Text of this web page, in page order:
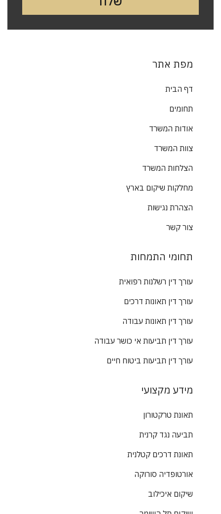
מפת אתר
דף הבית
תחומים
אודות המשרד
צוות המשרד
הצלחות המשרד
מחלקות שיקום בארץ
הצהרת נגישות
צור קשר
תחומי התמחות
עורך דין רשלנות רפואית
עורך דין תאונות דרכים
עורך דין תאונות עבודה
עורך דין תביעות אי כושר עבודה
עורך דין תביעות ביטוח חיים
מידע מקצועי
תאונת טרקטורון
תביעה נגד קרנית
תאונת דרכים קטלנית
אורטופדיה סורוקה
שיקום איכילוב